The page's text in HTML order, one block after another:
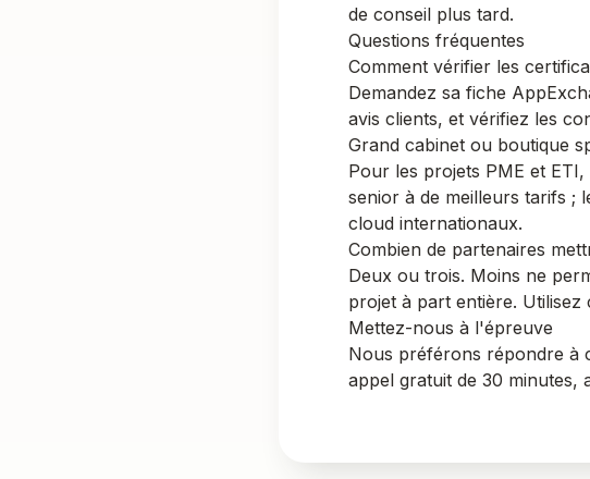
de conseil plus tard.
Questions fréquentes
Comment vérifier les
Demandez sa fiche
avis clients, et vérifiez les
Grand cabinet ou boutique
Pour les projets PME et
senior à de meilleurs tarifs ;
cloud internationaux.
Combien de partenaires
Deux ou trois. Moins ne
projet à part entière. Utilisez
Mettez-nous à l'épreuve
Nous préférons répondre à
appel gratuit de 30 minutes,